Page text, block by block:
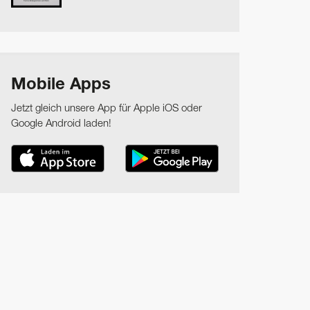
Mobile Apps
Jetzt gleich unsere App für Apple iOS oder
Google Android laden!